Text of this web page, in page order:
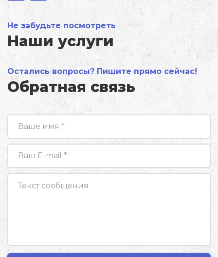
Не забудьте посмотреть
Наши услуги
Остались вопросы? Пишите прямо сейчас!
Обратная связь